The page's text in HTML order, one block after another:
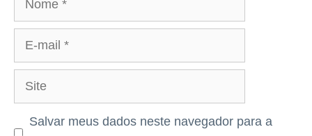
mail
Site
Salvar meus dados neste navegador para a